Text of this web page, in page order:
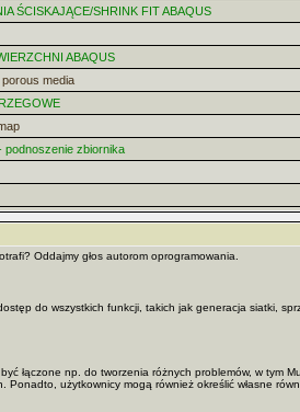
ŚCISKAJĄCE/SHRINK FIT ABAQUS
ABAQUS
media
podnoszenie zbiornika
Oddajmy głos autorom oprogramowania.
do wszystkich funkcji, takich jak generacja siatki,
łączone np. do tworzenia różnych problemów, w tym
użytkownicy mogą również określić własne